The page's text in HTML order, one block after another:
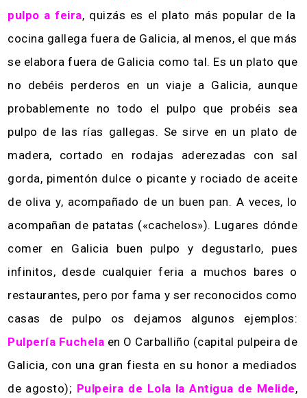
pulpo a feira, quizás es el plato más popular de la
cocina gallega fuera de Galicia, al menos, el que más
se elabora fuera de Galicia como tal. Es un plato que
no debéis perderos en un viaje a Galicia, aunque
probablemente no todo el pulpo que probéis sea
pulpo de las rías gallegas. Se sirve en un plato de
madera, cortado en rodajas aderezadas con sal
gorda, pimentón dulce o picante y rociado de aceite
de oliva y, acompañado de un buen pan. A veces, lo
acompañan de patatas («cachelos»). Lugares dónde
comer en Galicia buen pulpo y degustarlo, pues
infinitos, desde cualquier feria a muchos bares o
restaurantes, pero por fama y ser reconocidos como
casas de pulpo os dejamos algunos ejemplos:
Pulpería Fuchela en O Carballiño (capital pulpeira de
Galicia, con una gran fiesta en su honor a mediados
de agosto); Pulpeira de Lola la Antigua de Melide,